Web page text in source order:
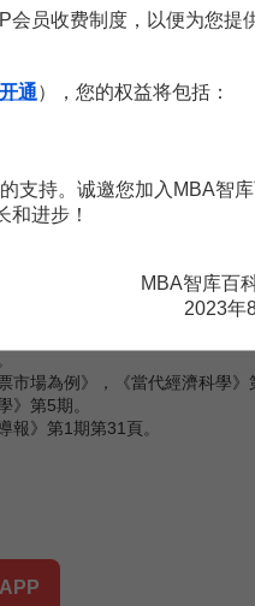
降低了透明度反映了作為
公平為代價換取市場效率的同
必須立即向交易所報告所有
；採用延遲交易報告制度，
大證券監管的範圍，並統一
外部審計的有機結合，實現管理
法規監管、行業約束和
場為例》，《當代經濟科學》
》第5期。
》第1期第31頁。
会员收费制度，以便为您提
通），您的权益将包括：
支持。诚邀您加入MBA智
和进步！
MBA智库百
2023年